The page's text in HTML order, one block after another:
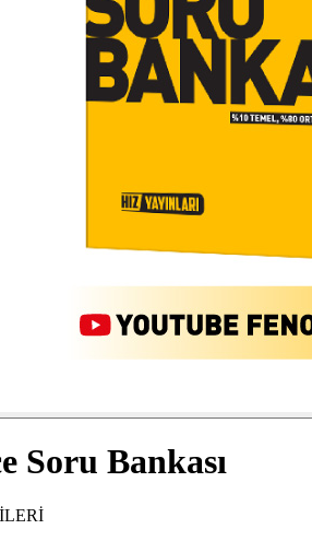
Soru Bankası
İLERİ